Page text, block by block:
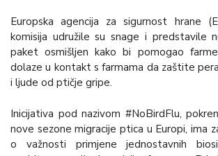
Europska agencija za sigurnost hrane
komisija udružile su snage i predstavile
paket osmišljen kako bi pomogao
dolaze u kontakt s farmama da zaštite
i ljude od ptičje gripe.
Inicijativa pod nazivom #NoBirdFlu,
nove sezone migracije ptica u Europi, ima
o važnosti primjene jednostavnih